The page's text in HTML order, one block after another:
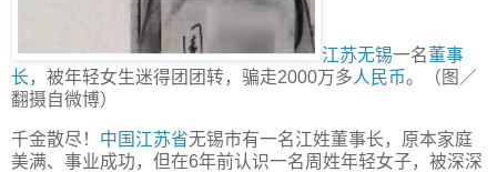
江苏无锡一名董事
长，被年轻女生迷得团团转，骗走2000万多人民币。（图／
翻摄自微博）
千金散尽！ 中国 江苏省无锡市有一名江姓董事长，原本家庭
美满、事业成功，但在6年前认识一名周姓年轻女子，被深深